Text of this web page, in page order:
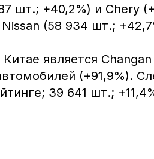
шт.; +40,2%) и Chery
(58 934 шт.;
является Changan
(+91,9%).
39 641 шт.;